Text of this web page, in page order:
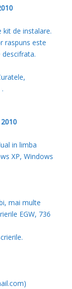
kit de instalare.
raspuns este
in limba
XP, Windows
mai multe
EGW, 736